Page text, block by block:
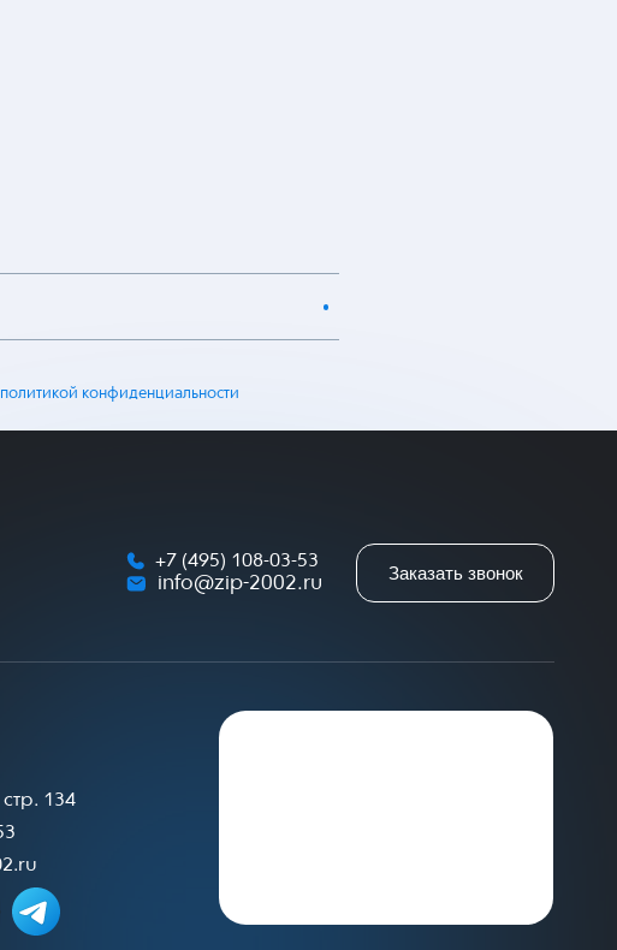
политикой конфиденциальности
+7 (495) 108-03-53
info@zip-2002.ru
Заказать звонок
134